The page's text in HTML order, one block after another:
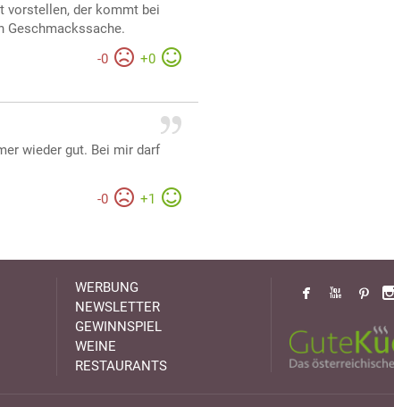
vorstellen, der kommt bei
Geschmackssache.
-0 +0
wieder gut. Bei mir darf
-0 +1
WERBUNG
NEWSLETTER
GEWINNSPIEL
WEINE
RESTAURANTS